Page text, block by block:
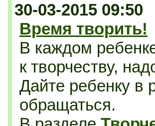
30-03-2015 09:50
Время творить!
В каждом
к творчеству,
Дайте ребенку в
обращаться.